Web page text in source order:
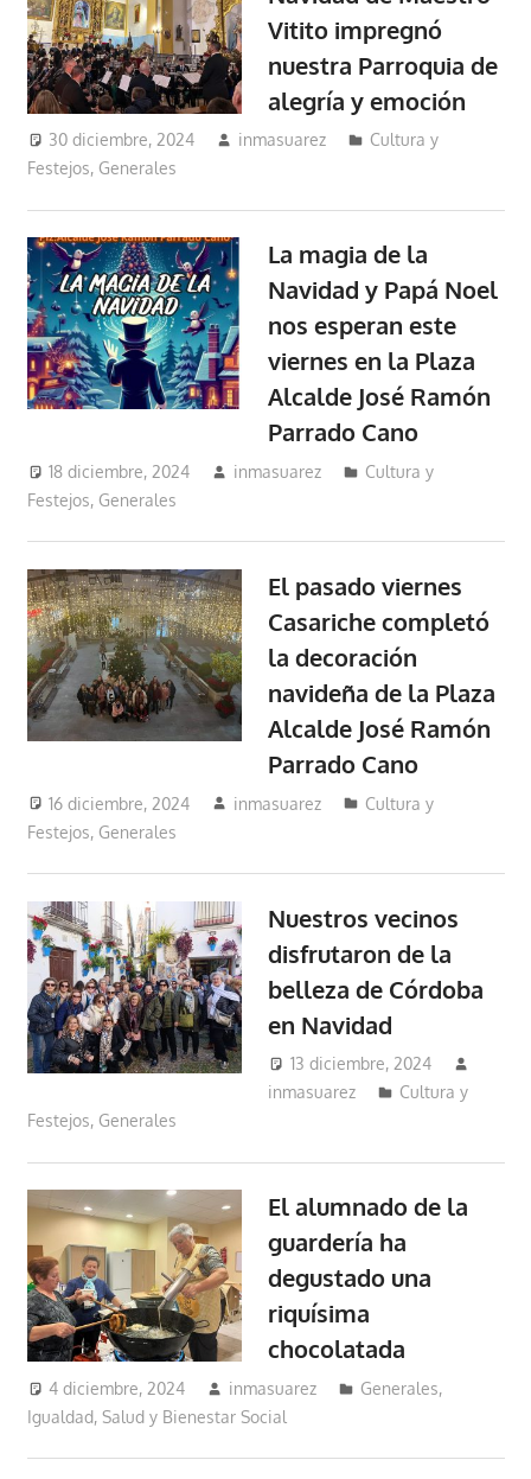
Vitito impregnó
nuestra Parroquia de
alegría y emoción
30 diciembre, 2024 inmasuarez
Cultura y
Festejos, Generales
La magia de la
Navidad y Papá Noel
nos esperan este
viernes en la Plaza
Alcalde José Ramón
Parrado Cano
18 diciembre, 2024 inmasuarez
Cultura y
Festejos, Generales
El pasado viernes
Casariche completó
la decoración
navideña de la Plaza
Alcalde José Ramón
Parrado Cano
16 diciembre, 2024 inmasuarez
Cultura y
Festejos, Generales
Nuestros vecinos
disfrutaron de la
belleza de Córdoba
en Navidad
13 diciembre, 2024
inmasuarez
Cultura y
Festejos, Generales
El alumnado de la
guardería ha
degustado una
riquísima
chocolatada
4 diciembre, 2024 inmasuarez Generales,
Igualdad, Salud y Bienestar Social